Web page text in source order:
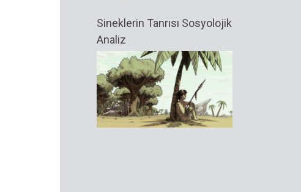
Sineklerin Tanrısı Sosyolojik
Analiz